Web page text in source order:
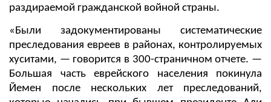
раздираемой гражданской войной страны.
«Были задокументированы систематические
преследования евреев в районах, контролируемых
хуситами, — говорится в 300-страничном отчете. —
Большая часть еврейского населения покинула
Йемен после нескольких лет преследований,